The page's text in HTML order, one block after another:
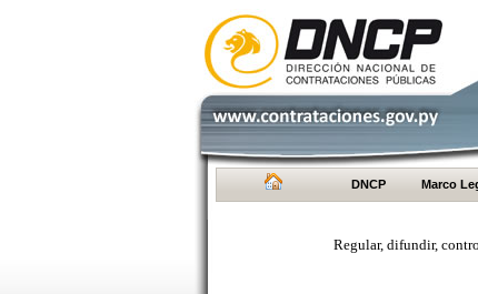
DNCP Marco
Regular, difundir,